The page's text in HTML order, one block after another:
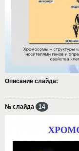
Описание слайда:
№ слайда 14